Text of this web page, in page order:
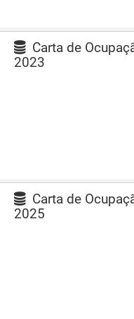
Carta de
2023
Carta de
2025